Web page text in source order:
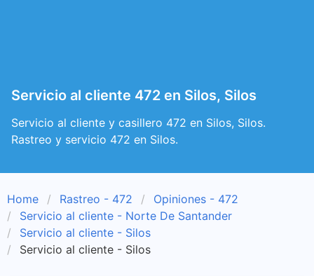
Servicio al cliente 472 en Silos, Silos
Servicio al cliente y casillero 472 en Silos, Silos.
Rastreo y servicio 472 en Silos.
Home Rastreo - 472
Opiniones - 472
Servicio al cliente - Norte De Santander
Servicio al cliente - Silos
Servicio al cliente - Silos